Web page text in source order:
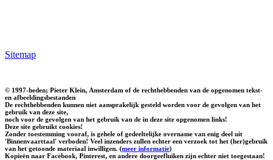
Sitemap
© 1997-heden; Pieter Klein, Amsterdam of de rechthebbenden van de opgenomen tekst-
en afbeeldingsbestanden
De rechthebbenden kunnen niet aansprakelijk gesteld worden voor de gevolgen van het
gebruik van deze site,
noch voor de gevolgen van het gebruik van de in deze site opgenomen links!
Deze site gebruikt cookies!
Zonder toestemming vooraf, is gehele of gedeeltelijke overname van enig deel uit
'Binnenvaarttaal' verboden! Veel inzenders zullen echter een verzoek tot het (her)gebruik
van het getoonde materiaal inwilligen. (meer informatie)
Kopieën naar Facebook, Pinterest, en andere doorgeefluiken zijn echter niet toegestaan!